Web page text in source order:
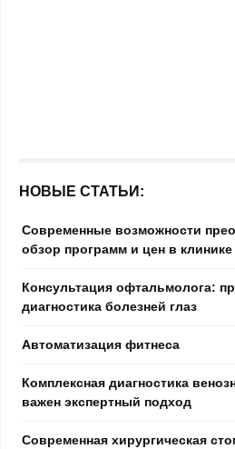
НОВЫЕ СТАТЬИ:
Современные возможности
обзор программ и цен в
Консультация офтальмолога:
диагностика болезней глаз
Автоматизация фитнеса
Комплексная диагностика
важен экспертный подход
Современная хирургическая